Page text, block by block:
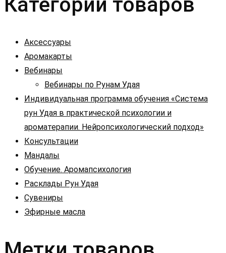
Аксессуары
Аромакарты
Вебинары
Вебинары по Рунам Удая
Индивидуальная программа обучения «Система
рун Удая в практической психологии и
ароматерапии. Нейропсихологический подход»
Консультации
Мандалы
Обучение. Аромапсихология
Расклады Рун Удая
Сувениры
Эфирные масла